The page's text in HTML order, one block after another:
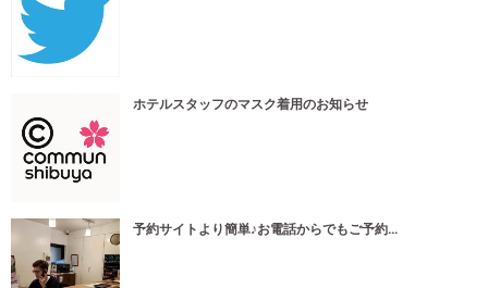
ホテルスタッフのマスク着用のお知らせ
予約サイトより簡単♪お電話からでもご予約...